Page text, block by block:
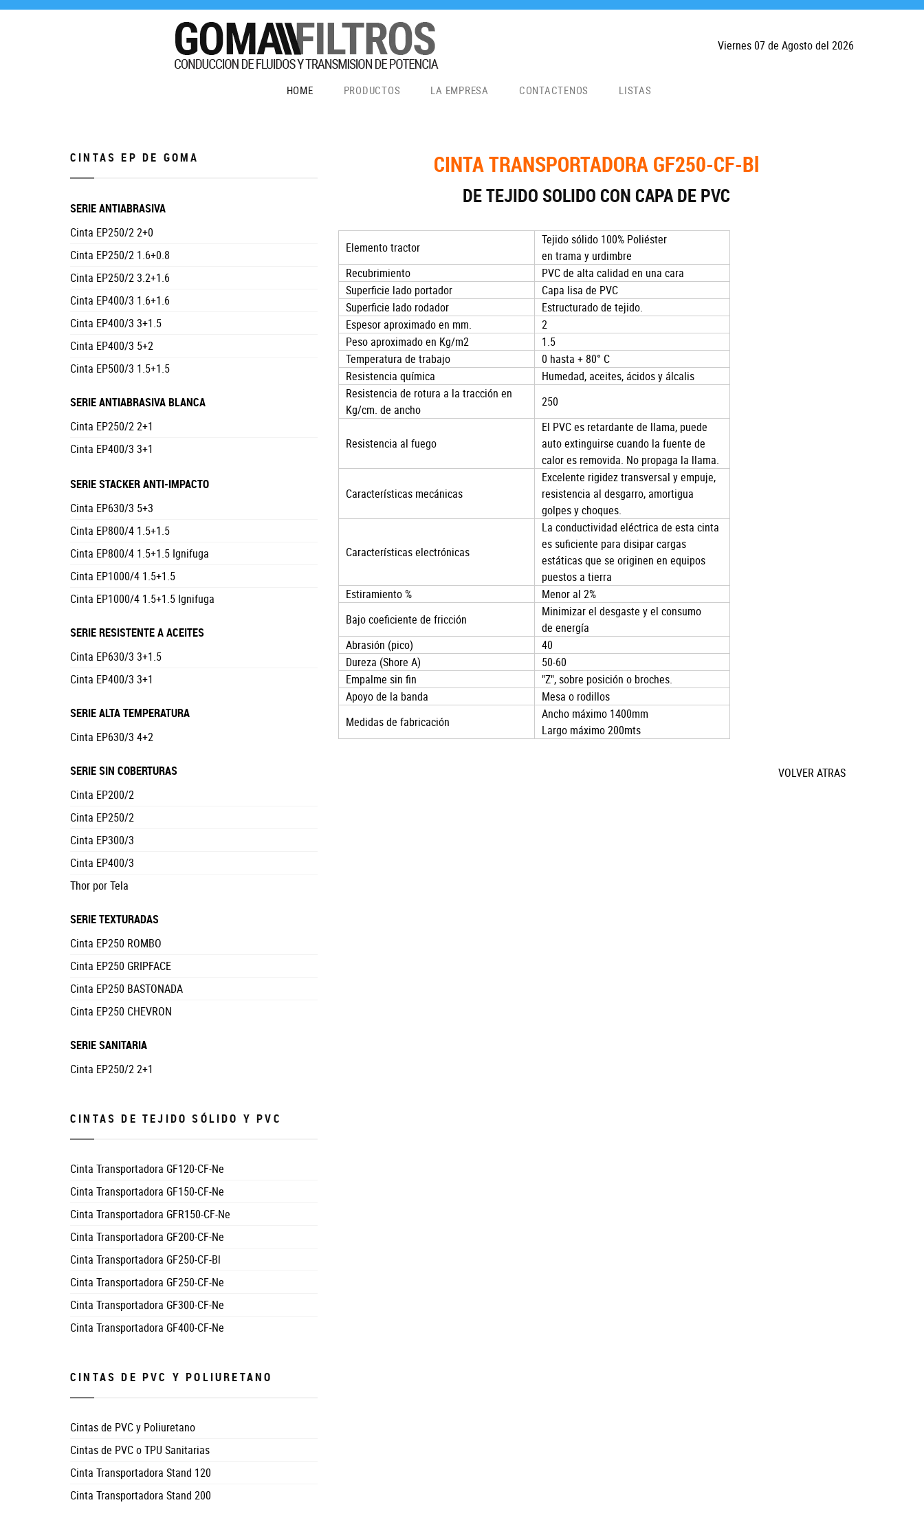
Viernes 07 de Agosto del 2026
HOME PRODUCTOS LA EMPRESA CONTACTENOS LISTAS
CINTA TRANSPORTADORA GF250-CF-Bl
DE TEJIDO SOLIDO CON CAPA DE PVC
Elemento tractor
Tejido sólido 100% Poliéster
en trama y urdimbre
Recubrimiento
PVC de alta calidad en una cara
Superficie lado portador
Capa lisa de PVC
Superficie lado rodador
Estructurado de tejido.
Espesor aproximado en mm.
2
Peso aproximado en Kg/m2
1.5
Temperatura de trabajo
0 hasta + 80° C
Resistencia química
Humedad, aceites, ácidos y álcalis
Resistencia de rotura a la tracción en
Kg/cm. de ancho
250
Resistencia al fuego
El PVC es retardante de llama, puede
auto extinguirse cuando la fuente de
calor es removida. No propaga la llama.
Características mecánicas
Excelente rigidez transversal y empuje,
resistencia al desgarro, amortigua
golpes y choques.
Características electrónicas
La conductividad eléctrica de esta cinta
es suficiente para disipar cargas
estáticas que se originen en equipos
puestos a tierra
Estiramiento %
Menor al 2%
Bajo coeficiente de fricción
Minimizar el desgaste y el consumo
de energía
Abrasión (pico)
40
Dureza (Shore A)
50-60
Empalme sin fin
"Z", sobre posición o broches.
Apoyo de la banda
Mesa o rodillos
Medidas de fabricación
Ancho máximo 1400mm
Largo máximo 200mts
VOLVER ATRAS
CINTAS EP DE GOMA
SERIE ANTIABRASIVA
Cinta EP250/2 2+0
Cinta EP250/2 1.6+0.8
Cinta EP250/2 3.2+1.6
Cinta EP400/3 1.6+1.6
Cinta EP400/3 3+1.5
Cinta EP400/3 5+2
Cinta EP500/3 1.5+1.5
SERIE ANTIABRASIVA BLANCA
Cinta EP250/2 2+1
Cinta EP400/3 3+1
SERIE STACKER ANTI-IMPACTO
Cinta EP630/3 5+3
Cinta EP800/4 1.5+1.5
Cinta EP800/4 1.5+1.5 Ignifuga
Cinta EP1000/4 1.5+1.5
Cinta EP1000/4 1.5+1.5 Ignifuga
SERIE RESISTENTE A ACEITES
Cinta EP630/3 3+1.5
Cinta EP400/3 3+1
SERIE ALTA TEMPERATURA
Cinta EP630/3 4+2
SERIE SIN COBERTURAS
Cinta EP200/2
Cinta EP250/2
Cinta EP300/3
Cinta EP400/3
Thor por Tela
SERIE TEXTURADAS
Cinta EP250 ROMBO
Cinta EP250 GRIPFACE
Cinta EP250 BASTONADA
Cinta EP250 CHEVRON
SERIE SANITARIA
Cinta EP250/2 2+1
CINTAS DE TEJIDO SÓLIDO Y PVC
Cinta Transportadora GF120-CF-Ne
Cinta Transportadora GF150-CF-Ne
Cinta Transportadora GFR150-CF-Ne
Cinta Transportadora GF200-CF-Ne
Cinta Transportadora GF250-CF-Bl
Cinta Transportadora GF250-CF-Ne
Cinta Transportadora GF300-CF-Ne
Cinta Transportadora GF400-CF-Ne
CINTAS DE PVC Y POLIURETANO
Cintas de PVC y Poliuretano
Cintas de PVC o TPU Sanitarias
Cinta Transportadora Stand 120
Cinta Transportadora Stand 200